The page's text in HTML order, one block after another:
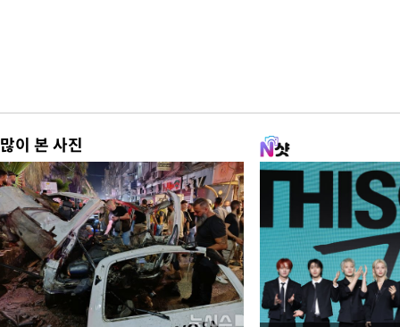
많이 본 사진